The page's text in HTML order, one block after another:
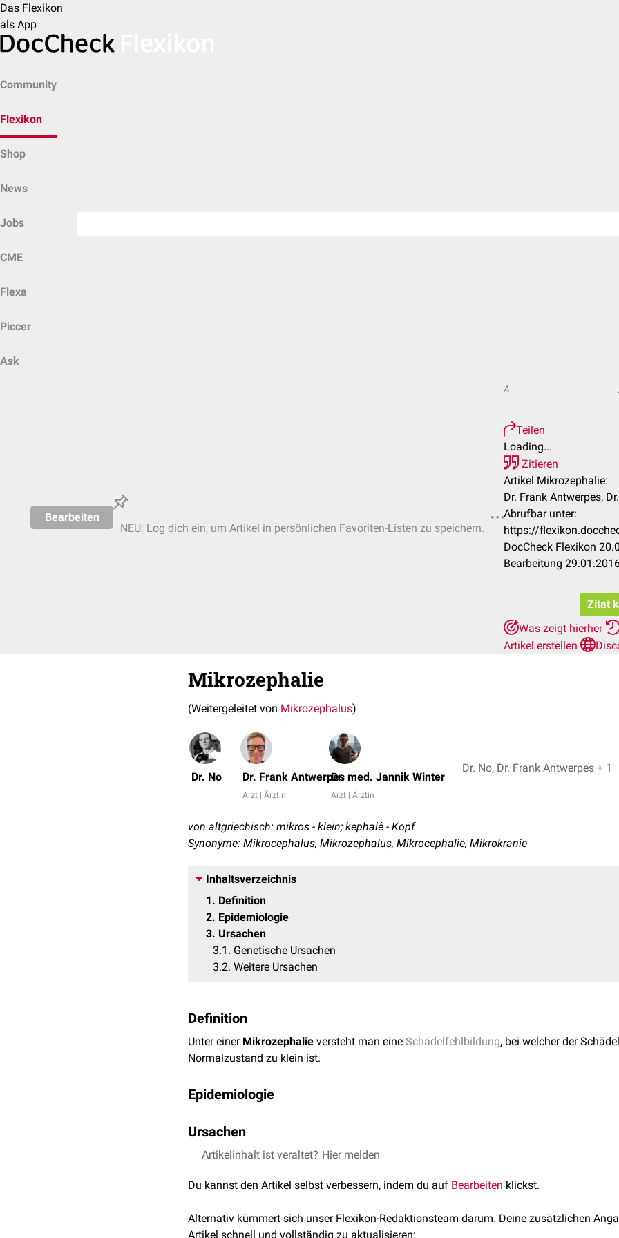
Das Flexikon
als App
Community
Flexikon
Shop
News
Jobs
CME
Flexa
Piccer
Ask
Bearbeiten
NEU: Log dich ein, um Artikel in persönlichen Favoriten-Listen zu speichern.
A
Teilen
Loading...
Zitieren
Artikel Mikrozephalie:
Dr. Frank Antwerpes,
Abrufbar unter:
https://
DocCheck Flexikon
Bearbeitung
Zitat
Was zeigt hierher
Artikel erstellen
Mikrozephalie
(Weitergeleitet von Mikrozephalus)
Dr. No Dr. Frank Antwerpes
Arzt | Ärztin
Dr. med. Jannik Winter
Arzt | Ärztin
Dr. No, Dr. Frank Antwerpes + 1
von altgriechisch: mikros - klein; kephalê - Kopf
Synonyme: Mikrocephalus, Mikrozephalus, Mikrocephalie, Mikrokranie
Inhaltsverzeichnis
1
Definition
2 Epidemiologie
3 Ursachen
3.1
Genetische Ursachen
3.2 Weitere Ursachen
Definition
Unter einer Mikrozephalie versteht man eine Schädelfehlbildung, bei welcher der
Normalzustand zu klein ist.
Epidemiologie
Virusdeutlich höher liegen.
Ursachen
Einer Mikrozephalie liegen meist Fehlentwicklung des
oder durch fruchtschädigende Einflüsse während der Schwangerschaft entstehen.
Genetische Ursachen
Artikelinhalt ist veraltet? Hier melden
Du kannst den Artikel selbst verbessern, indem du auf Bearbeiten klickst.
Alternativ kümmert sich unser Flexikon-Redaktionsteam darum. Deine zusätzlichen
Artikel schnell und vollständig zu aktualisieren: